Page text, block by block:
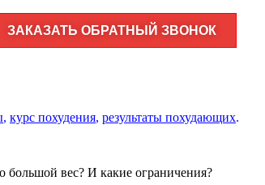
ЗАКАЗАТЬ ОБРАТНЫЙ ЗВОНОК
, курс похудения, результаты похудающих.
большой вес? И какие ограничения?